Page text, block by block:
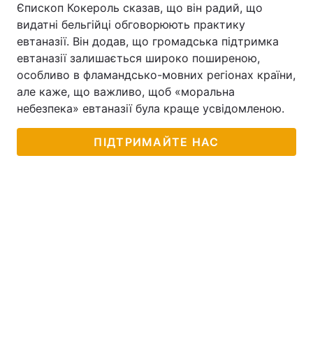
Єпископ Кокероль сказав, що він радий, що
видатні бельгійці обговорюють практику
евтаназії. Він додав, що громадська підтримка
евтаназії залишається широко поширеною,
особливо в фламандсько-мовних регіонах країни,
але каже, що важливо, щоб «моральна
небезпека» евтаназії була краще усвідомленою.
ПІДТРИМАЙТЕ НАС